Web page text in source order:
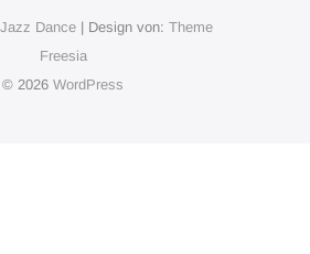
Dance | Design von: Theme
Freesia
© 2026 WordPress